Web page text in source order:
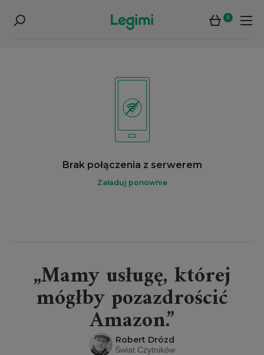
0
Brak połączenia z serwerem
Załaduj ponownie
„Mamy usługę, której
mógłby pozazdrościć
Amazon.”
Robert Drózd
Świat Czytników